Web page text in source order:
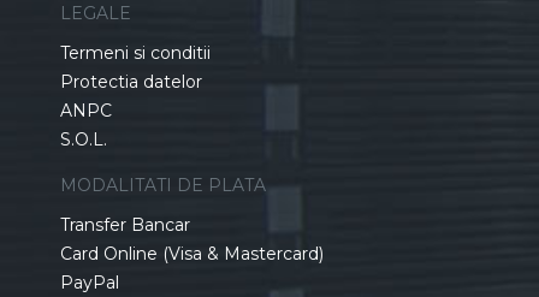
LEGALE
Termeni si conditii
Protectia datelor
ANPC
S.O.L.
MODALITATI DE PLATA
Transfer Bancar
Card Online (Visa & Mastercard)
PayPal